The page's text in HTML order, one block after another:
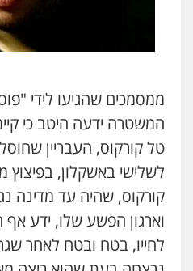
ממסמכים שהגיעו לידי
המשטרה ידעה היטב כי
טל קורקוס, העבריין
לשלישי באשקלון, בפיצוץ
קורקוס, שהיה עד מדינה נגד
וארגון הפשע שלו, ידע אף
לחייו, בטח ובטח לאחר